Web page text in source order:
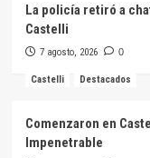
La policía retiró a
Castelli
7 agosto, 2026 0
Castelli Destacados
Comenzaron en
Impenetrable